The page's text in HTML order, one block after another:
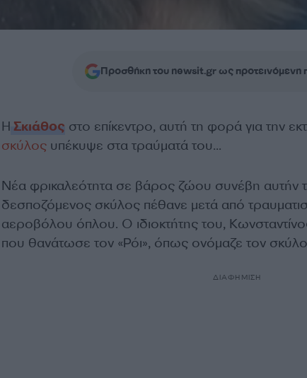
Προσθήκη του newsit.gr ως προτεινόμενη
Η Σκιάθος στο επίκεντρο, αυτή τη φορά για την
σκύλοςυπέκυψε στα τραύματά του…
Νέα φρικαλεότητα σε βάρος ζώου συνέβη αυτήν
δεσποζόμενος σκύλος πέθανε μετά από
αεροβόλου όπλου. Ο ιδιοκτήτης του,
που θανάτωσε τον «Ρόι», όπως ονόμαζε τον
ΔΙΑΦΗΜΙΣΗ